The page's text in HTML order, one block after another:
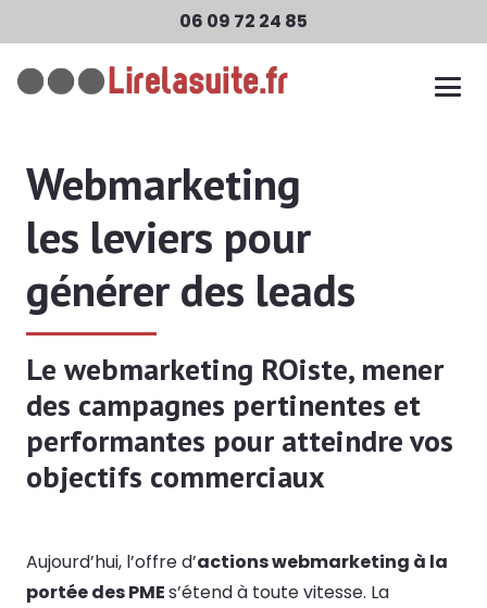
06 09 72 24 85
Webmarketing
les leviers pour
générer des leads
Le webmarketing ROiste, mener
des campagnes pertinentes et
performantes pour atteindre vos
objectifs commerciaux
Aujourd’hui, l’offre d’actions webmarketing à la
portée des PMEs’étend à toute vitesse. La